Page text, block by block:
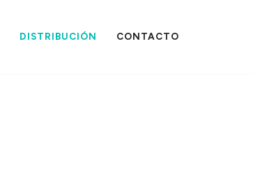
DISTRIBUCIÓN CONTACTO